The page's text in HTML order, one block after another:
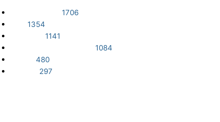
1706
1354
1141
1084
480
297